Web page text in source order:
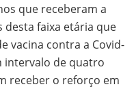
que receberam a
desta faixa etária que
vacina contra a Covid-
intervalo de quatro
receber o reforço em